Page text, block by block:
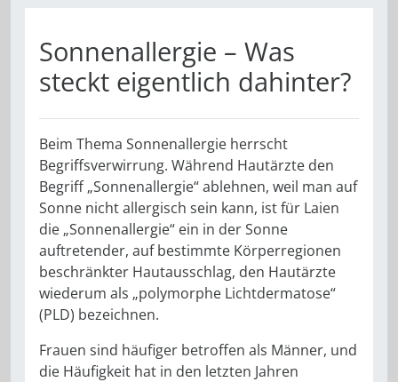
Sonnenallergie – Was
steckt eigentlich dahinter?
Beim Thema Sonnenallergie herrscht
Begriffsverwirrung. Während Haut­ärzte den
Begriff „Sonnenallergie“ ablehnen, weil man auf
Sonne nicht allergisch sein kann, ist für Laien
die „Sonnenallergie“ ein in der Son­ne
auftretender, auf bestimmte Kör­perregionen
beschränkter Hautaus­schlag, den Hautärzte
wiederum als „polymorphe Lichtdermatose“
(PLD) bezeichnen.
Frauen sind häufiger betroffen als Männer, und
die Häufigkeit hat in den letzten Jahren